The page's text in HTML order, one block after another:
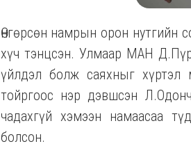
Өнгөрсөн намрын орон нутгийн
хүч тэнцсэн. Улмаар МАН
үйлдэл болж саяхныг
тойргоос нэр дэвшсэн
чадахгүй хэмээн намаасаа
болсон.